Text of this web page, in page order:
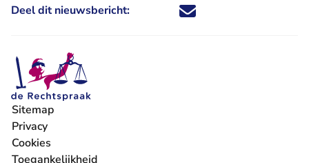
Deel dit nieuwsbericht: Deel dit nieuwsbericht via X -
Deel dit nieuwsbericht via
Deel dit nieuwsbericht
Deel dit
Sitemap
Privacy
Cookies
Toegankelijkheid